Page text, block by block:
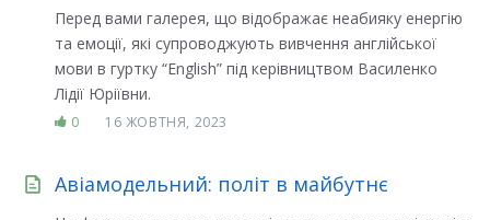
Перед вами галерея, що відображає неабияку енергію
та емоції, які супроводжують вивчення англійської
мови в гуртку “English” під керівництвом Василенко
Лідії Юріївни.
0 16 ЖОВТНЯ, 2023
Авіамодельний: політ в майбутнє